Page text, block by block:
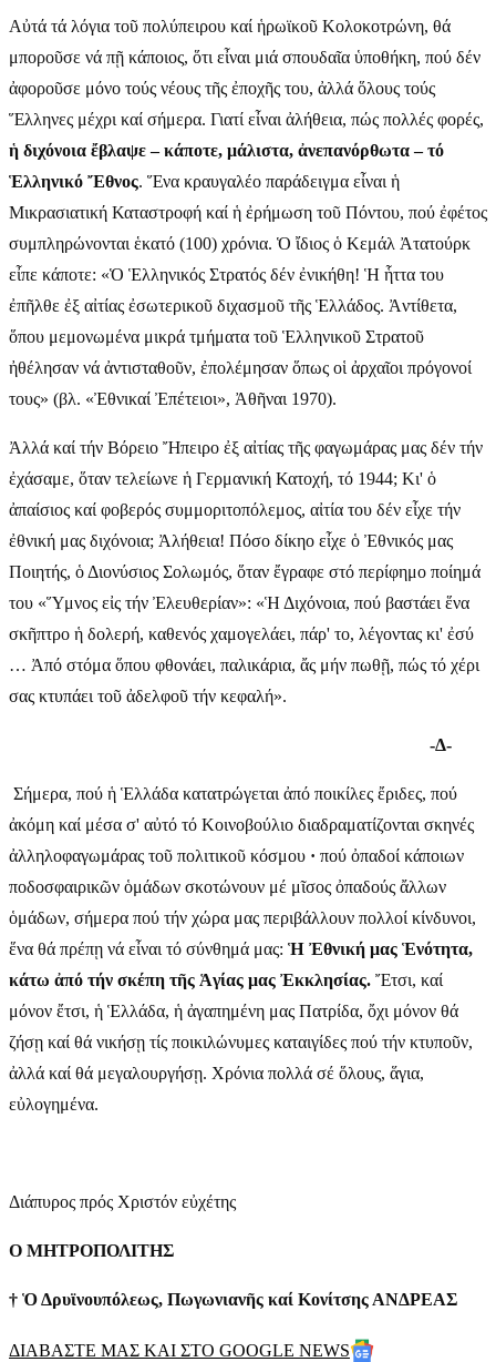
Αὐτά τά λόγια τοῦ πολύπειρου καί ἡρωϊκοῦ Κολοκοτρώνη, θά
μποροῦσε νά πῇ κάποιος, ὅτι εἶναι μιά σπουδαῖα ὑποθήκη, πού δέν
ἀφοροῦσε μόνο τούς νέους τῆς ἐποχῆς του, ἀλλά ὅλους τούς
Ἕλληνες μέχρι καί σήμερα. Γιατί εἶναι ἀλήθεια, πώς πολλές φορές,
ἡ διχόνοια ἔβλαψε – κάποτε, μάλιστα, ἀνεπανόρθωτα – τό
Ἑλληνικό Ἔθνος. Ἕνα κραυγαλέο παράδειγμα εἶναι ἡ
Μικρασιατική Καταστροφή καί ἡ ἐρήμωση τοῦ Πόντου, πού ἐφέτος
συμπληρώνονται ἑκατό (100) χρόνια. Ὁ ἴδιος ὁ Κεμάλ Ἀτατούρκ
εἶπε κάποτε: «Ὁ Ἑλληνικός Στρατός δέν ἐνικήθη! Ἡ ἧττα του
ἐπῆλθε ἐξ αἰτίας ἐσωτερικοῦ διχασμοῦ τῆς Ἑλλάδος. Ἀντίθετα,
ὅπου μεμονωμένα μικρά τμήματα τοῦ Ἑλληνικοῦ Στρατοῦ
ἠθέλησαν νά ἀντισταθοῦν, ἐπολέμησαν ὅπως οἱ ἀρχαῖοι πρόγονοί
τους» (βλ. «Ἐθνικαί Ἐπέτειοι», Ἀθῆναι 1970).
Ἀλλά καί τήν Βόρειο Ἤπειρο ἐξ αἰτίας τῆς φαγωμάρας μας δέν τήν
ἐχάσαμε, ὅταν τελείωνε ἡ Γερμανική Κατοχή, τό 1944; Κι' ὁ
ἀπαίσιος καί φοβερός συμμοριτοπόλεμος, αἰτία του δέν εἶχε τήν
ἐθνική μας διχόνοια; Ἀλήθεια! Πόσο δίκηο εἶχε ὁ Ἐθνικός μας
Ποιητής, ὁ Διονύσιος Σολωμός, ὅταν ἔγραφε στό περίφημο ποίημά
του «Ὕμνος εἰς τήν Ἐλευθερίαν»: «Ἡ Διχόνοια, πού βαστάει ἕνα
σκῆπτρο ἡ δολερή, καθενός χαμογελάει, πάρ' το, λέγοντας κι' ἐσύ
… Ἀπό στόμα ὅπου φθονάει, παλικάρια, ἄς μήν πωθῇ, πώς τό χέρι
σας κτυπάει τοῦ ἀδελφοῦ τήν κεφαλή».
-Δ-
Σήμερα, πού ἡ Ἑλλάδα κατατρώγεται ἀπό ποικίλες ἔριδες, πού
ἀκόμη καί μέσα σ' αὐτό τό Κοινοβούλιο διαδραματίζονται σκηνές
ἀλληλοφαγωμάρας τοῦ πολιτικοῦ κόσμου · πού ὀπαδοί κάποιων
ποδοσφαιρικῶν ὁμάδων σκοτώνουν μέ μῖσος ὀπαδούς ἄλλων
ὁμάδων, σήμερα πού τήν χώρα μας περιβάλλουν πολλοί κίνδυνοι,
ἕνα θά πρέπῃ νά εἶναι τό σύνθημά μας: Ἡ Ἐθνική μας Ἑνότητα,
κάτω ἀπό τήν σκέπη τῆς Ἁγίας μας Ἐκκλησίας. Ἔτσι, καί
μόνον ἔτσι, ἡ Ἑλλάδα, ἡ ἀγαπημένη μας Πατρίδα, ὄχι μόνον θά
ζήσῃ καί θά νικήσῃ τίς ποικιλώνυμες καταιγίδες πού τήν κτυποῦν,
ἀλλά καί θά μεγαλουργήσῃ. Χρόνια πολλά σέ ὅλους, ἅγια,
εὐλογημένα.
Διάπυρος πρός Χριστόν εὐχέτης
Ο ΜΗΤΡΟΠΟΛΙΤΗΣ
† Ὁ Δρυϊνουπόλεως, Πωγωνιανῆς καί Κονίτσης ΑΝΔΡΕΑΣ
ΔΙΑΒΑΣΤΕ ΜΑΣ ΚΑΙ ΣΤΟ GOOGLE NEWS